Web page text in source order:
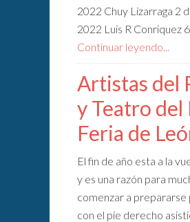
2022 Chuy Lizarraga 2
2022 Luis R Conriquez
Continuar leyendo...
Artistas del
y Teatro del
Feria de
El fin de año esta a la
y es una razón para
comenzar a prepararse
con el pie derecho